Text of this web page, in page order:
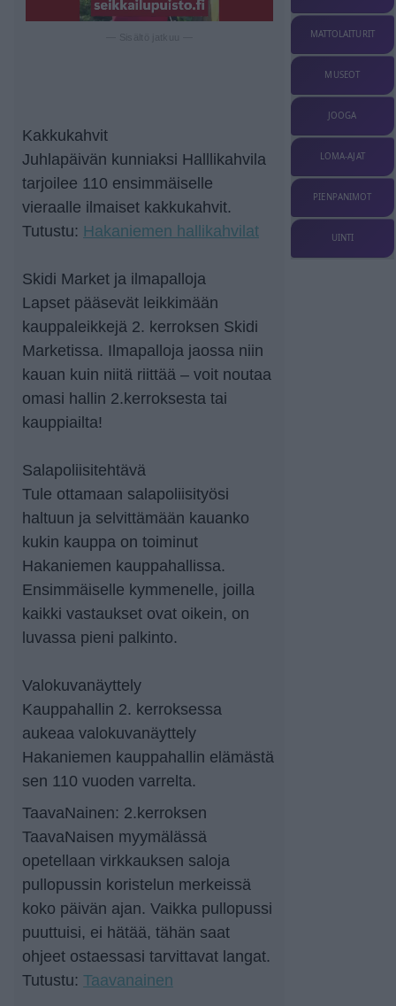
Kakkukahvit
Juhlapäivän kunniaksi Halllikahvila
tarjoilee 110 ensimmäiselle
vieraalle ilmaiset kakkukahvit.
Tutustu: Hakaniemen hallikahvilat
Skidi Market ja ilmapalloja
Lapset pääsevät leikkimään
kauppaleikkejä 2. kerroksen Skidi
Marketissa. Ilmapalloja jaossa niin
kauan kuin niitä riittää – voit noutaa
omasi hallin 2.kerroksesta tai
kauppiailta!
Salapoliisitehtävä
Tule ottamaan salapoliisityösi
haltuun ja selvittämään kauanko
kukin kauppa on toiminut
Hakaniemen kauppahallissa.
Ensimmäiselle kymmenelle, joilla
kaikki vastaukset ovat oikein, on
luvassa pieni palkinto.
Valokuvanäyttely
Kauppahallin 2. kerroksessa
aukeaa valokuvanäyttely
Hakaniemen kauppahallin elämästä
sen 110 vuoden varrelta.
TaavaNainen: 2.kerroksen
TaavaNaisen myymälässä
opetellaan virkkauksen saloja
pullopussin koristelun merkeissä
koko päivän ajan. Vaikka pullopussi
puuttuisi, ei hätää, tähän saat
ohjeet ostaessasi tarvittavat langat.
Tutustu: Taavanainen
MATTOLAITURIT
MUSEOT
JOOGA
LOMA-AJAT
PIENPANIMOT
UINTI